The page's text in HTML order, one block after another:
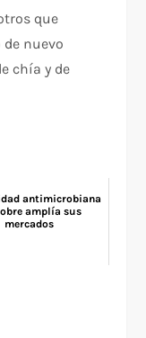
que
nuevo
chía y de
antimicrobiana
amplía sus
mercados